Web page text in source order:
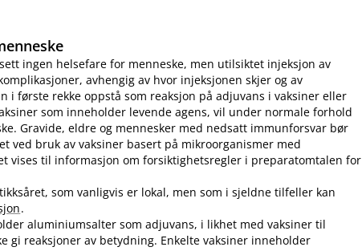
ingen helsefare for menneske, men utilsiktet injeksjon av
avhengig av hvor injeksjonen skjer og av
i første rekke oppstå som reaksjon på adjuvans i vaksiner eller
som inneholder levende agens, vil under normale forhold
Gravide, eldre og mennesker med nedsatt immunforsvar bør
ved bruk av vaksiner basert på mikroorganismer med
vises til informasjon om forsiktighetsregler i preparatomtalen for
som vanligvis er lokal, men som i sjeldne tilfeller kan
.
aluminiumsalter som adjuvans, i likhet med vaksiner til
gi reaksjoner av betydning. Enkelte vaksiner inneholder